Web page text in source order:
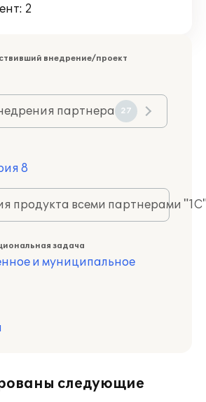
2
внедрение/проект
партнера 27
8
продукта всеми партнерами
задача
и муниципальное
следующие